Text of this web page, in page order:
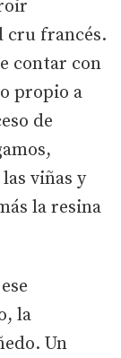
cru francés.
contar con
propio a
de
viñas y
la resina
la
Un